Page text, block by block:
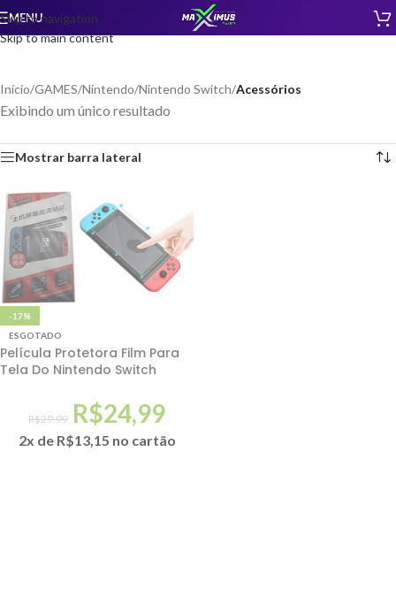
Skip to navigation
Skip to main content
MENU
Início/GAMES/Nintendo/Nintendo Switch/Acessórios
Exibindo um único resultado
Mostrar barra lateral
-17%
ESGOTADO
Película Protetora Film Para
Tela Do Nintendo Switch
R$29,99 R$24,99
2x de R$13,15 no cartão